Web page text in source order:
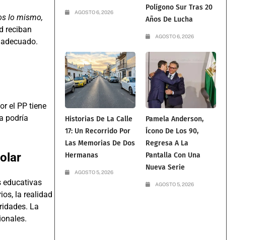
lo mismo,
reciban
el PP tiene
podría
educativas
la realidad
La
AGOSTO 6, 2026
Polígono Sur Tras 20
Años De Lucha
AGOSTO 6, 2026
Historias De La Calle
17: Un Recorrido Por
Las Memorias De Dos
Hermanas
AGOSTO 5, 2026
Pamela Anderson,
Ícono De Los 90,
Regresa A La
Pantalla Con Una
Nueva Serie
AGOSTO 5, 2026